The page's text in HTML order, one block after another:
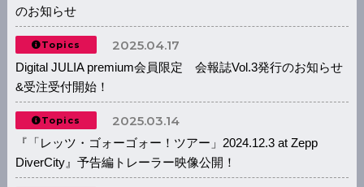
のお知らせ
Topics 2025.04.17
Digital JULIA premium会員限定 会報誌Vol.3発行のお知らせ
&受注受付開始！
Topics 2025.03.14
『「レッツ・ゴォーゴォー！ツアー」2024.12.3 at Zepp
DiverCity』予告編トレーラー映像公開！